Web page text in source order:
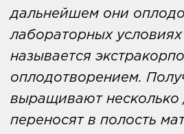
дальнейшем они
лабораторных
называется
оплодотворением.
выращивают несколько
переносят в полость